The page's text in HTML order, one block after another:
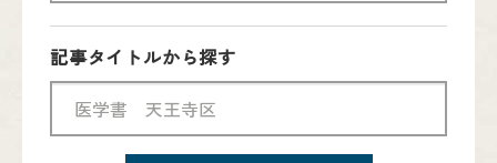
記事タイトルから探す